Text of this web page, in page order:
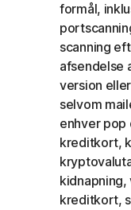
formål,
scanning
afsendelse
version
selvom
enhver pop
kreditkort,
kidnapning,
kreditkort,